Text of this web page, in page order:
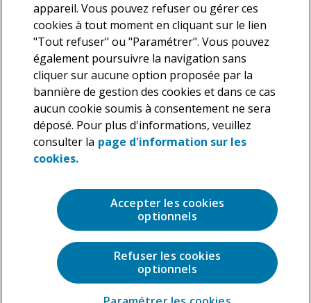
Nous vous informons que Deloitte traite vos données
personnelles en tant que responsable de traitement dans le but
de répondre à votre demande. En application de la législation en
vigueur, vous disposez d’un droit d’accès, de rectification et de
suppression des données personnelles vous concernant ainsi
que la possibilité de vous opposer au traitement de ces données,
que vous pouvez exercer à tout moment. Pour plus de précisions
personnelles, veuillez consulter notreCharte de protection des
données personnelles.
appareil. Vous pouvez refuser ou gérer ces
cookies à tout moment en cliquant sur le lien
"Tout refuser" ou "Paramétrer". Vous pouvez
également poursuivre la navigation sans
cliquer sur aucune option proposée par la
bannière de gestion des cookies et dans ce cas
aucun cookie soumis à consentement ne sera
déposé. Pour plus d'informations, veuillez
consulter la page d'information sur les
cookies.
Refuser les cookies
optionnels
Accepter les cookies
optionnels